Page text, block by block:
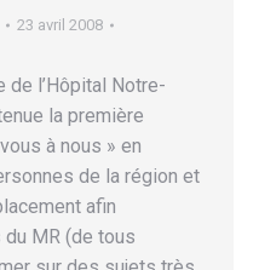
23 avril 2008
de l’Hôpital Notre-
la première
à nous » en
de la région et
afin
du MR (de tous